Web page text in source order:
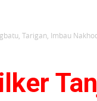
Tarigan, Imbau